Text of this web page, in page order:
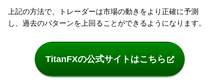
上記の方法で、トレーダーは市場の動きをより正確に予測
し、過去のパターンを上回ることができるようになります。
TitanFXの公式サイトはこちら